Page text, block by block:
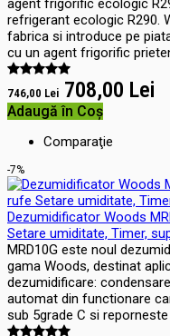
refrigerant ecologic R290.
fabrica si introduce pe
cu un agent frigorific
746,00 Lei 708,00 Lei
Adaugă în Coş
Comparaţie
-7%
Dezumidificator Woods
Setare umiditate, Timer,
MRD10G este noul
gama Woods, destinat
dezumidificare:
automat din functionare
sub 5grade C si